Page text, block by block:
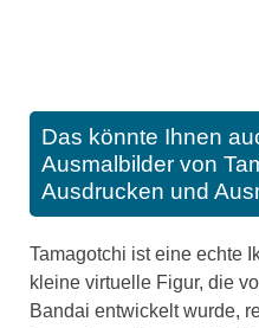
Das könnte Ihnen
Ausmalbilder von
Ausdrucken und
Tamagotchi ist eine echte
kleine virtuelle Figur, die
Bandai entwickelt wurde,